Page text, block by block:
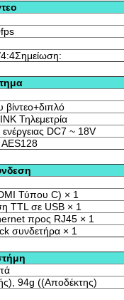
βίντεο+διπλό
Τηλεμετρία
DC7 ~ 18V
Τύπου C) × 1
TTL σε USB × 1
προς RJ45 × 1
συνδετήρα × 1
94g ((Αποδέκτης)